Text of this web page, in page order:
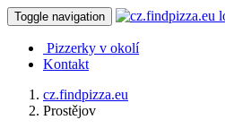
Toggle navigation
Pizzerky v okolí
Kontakt
cz.findpizza.eu
Prostějov